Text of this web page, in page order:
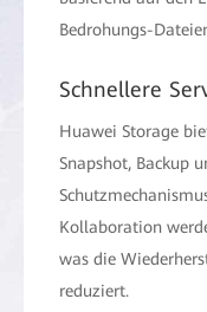
Bedrohungs-
Schnellere
Huawei Storage
Snapshot, Backup
Kollaboration
was die
reduziert.